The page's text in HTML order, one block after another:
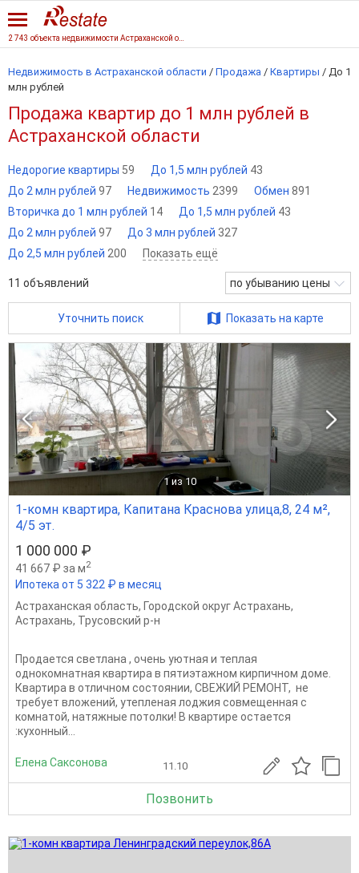
Недвижимость в Астраханской области / Продажа / Квартиры / До 1
млн рублей
Продажа квартир до 1 млн рублей в
Астраханской области
Недорогие квартиры 59 До 1,5 млн рублей 43
До 2 млн рублей 97 Недвижимость 2399 Обмен 891
Вторичка до 1 млн рублей 14 До 1,5 млн рублей 43
До 2 млн рублей 97 До 3 млн рублей 327
До 2,5 млн рублей 200 Показать ещё
11 объявлений по убыванию цены
Уточнить поиск Показать на карте
1 из 10
1-комн квартира, Капитана Краснова улица,8, 24 м²,
4/5 эт.
1 000 000 ₽
41 667 ₽ за м2
Ипотека от 5 322 ₽ в месяц
Астраханская область, Городской округ Астрахань,
Астрахань, Трусовский р-н
Продается светлана , очень уютная и теплая
однокомнатная квартира в пятиэтажном кирпичном доме.
Квартира в отличном состоянии, СВЕЖИЙ РЕМОНТ, не
требует вложений, утепленая лоджия совмещенная с
комнатой, натяжные потолки! В квартире остается
:кухонный...
Елена Саксонова 11.10
Позвонить